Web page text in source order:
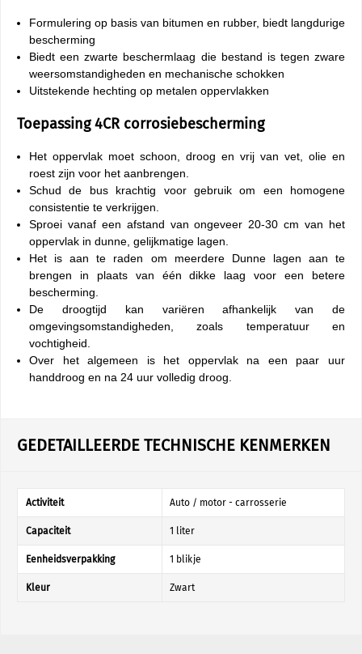
Formulering op basis van bitumen en rubber, biedt langdurige
bescherming
Biedt een zwarte beschermlaag die bestand is tegen zware
weersomstandigheden en mechanische schokken
Uitstekende hechting op metalen oppervlakken
Toepassing 4CR corrosiebescherming
Het oppervlak moet schoon, droog en vrij van vet, olie en
roest zijn voor het aanbrengen.
Schud de bus krachtig voor gebruik om een homogene
consistentie te verkrijgen.
Sproei vanaf een afstand van ongeveer 20-30 cm van het
oppervlak in dunne, gelijkmatige lagen.
Het is aan te raden om meerdere Dunne lagen aan te
brengen in plaats van één dikke laag voor een betere
bescherming.
De droogtijd kan variëren afhankelijk van de
omgevingsomstandigheden, zoals temperatuur en
vochtigheid.
Over het algemeen is het oppervlak na een paar uur
handdroog en na 24 uur volledig droog.
GEDETAILLEERDE TECHNISCHE KENMERKEN
Activiteit Auto / motor - carrosserie
Capaciteit 1 liter
Eenheidsverpakking 1 blikje
Kleur Zwart